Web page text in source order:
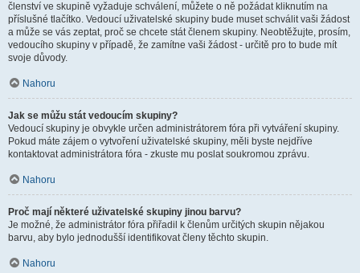
členství ve skupině vyžaduje schválení, můžete o ně požádat kliknutím na
příslušné tlačítko. Vedoucí uživatelské skupiny bude muset schválit vaši žádost
a může se vás zeptat, proč se chcete stát členem skupiny. Neobtěžujte, prosím,
vedoucího skupiny v případě, že zamítne vaši žádost - určitě pro to bude mít
svoje důvody.
Nahoru
Jak se můžu stát vedoucím skupiny?
Vedoucí skupiny je obvykle určen administrátorem fóra při vytváření skupiny.
Pokud máte zájem o vytvoření uživatelské skupiny, měli byste nejdříve
kontaktovat administrátora fóra - zkuste mu poslat soukromou zprávu.
Nahoru
Proč mají některé uživatelské skupiny jinou barvu?
Je možné, že administrátor fóra přiřadil k členům určitých skupin nějakou
barvu, aby bylo jednodušší identifikovat členy těchto skupin.
Nahoru